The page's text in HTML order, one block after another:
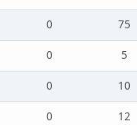
0
75
0
5
0
10
0
12